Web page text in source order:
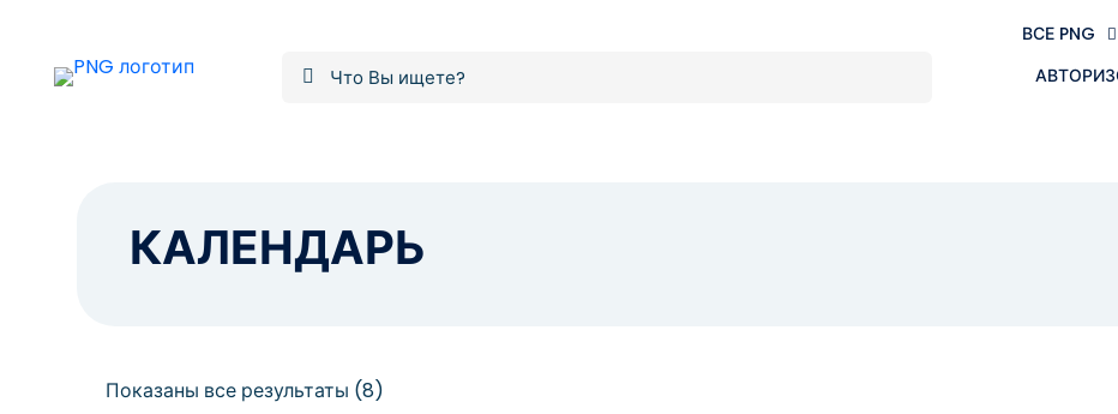
ВСЕ PNG
КАЛЕНДАРЬ
Показаны все результаты (8)Сортировка: